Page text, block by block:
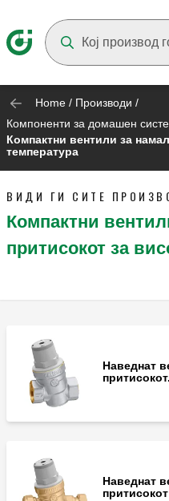
Home / Производи /
Компоненти за домашен
Компактни вентили за
температура
ВИДИ ГИ СИТЕ
Компактни
притисокот за
Наведнат
притисокот.
Наведнат